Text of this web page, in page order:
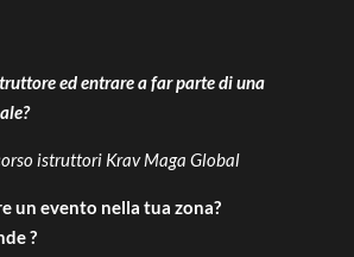
ed entrare a far parte di una
istruttori Krav Maga Global
un evento nella tua zona?
?